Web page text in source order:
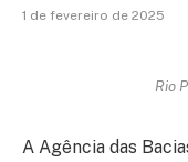
1 de fevereiro de 2025
Rio
A Agência das